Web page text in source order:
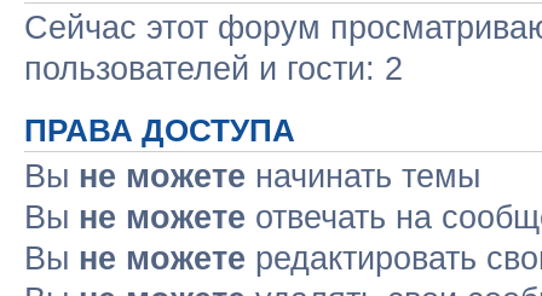
Сейчас этот форум
пользователей и гости: 2
ПРАВА ДОСТУПА
Вы не можете начинать темы
Вы не можете отвечать на
Вы не можете редактировать